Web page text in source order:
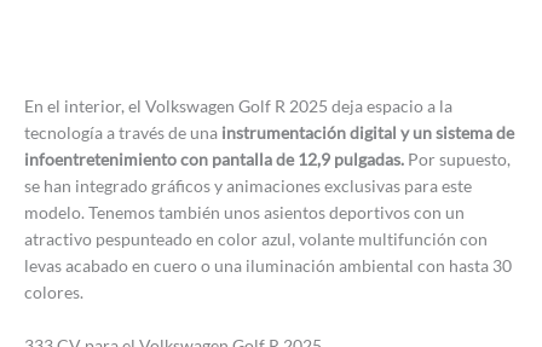
En el interior, el Volkswagen Golf R 2025 deja espacio a la
tecnología a través de una instrumentación digital y un sistema de
infoentretenimiento con pantalla de 12,9 pulgadas. Por supuesto,
se han integrado gráficos y animaciones exclusivas para este
modelo. Tenemos también unos asientos deportivos con un
atractivo pespunteado en color azul, volante multifunción con
levas acabado en cuero o una iluminación ambiental con hasta 30
colores.